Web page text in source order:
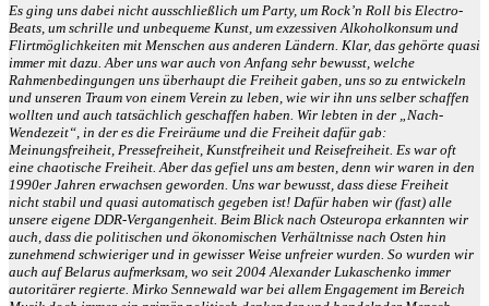
Es ging uns dabei nicht ausschließlich um Party, um Rock’n Roll bis Electro-
Beats, um schrille und unbequeme Kunst, um exzessiven Alkoholkonsum und
Flirtmöglichkeiten mit Menschen aus anderen Ländern. Klar, das gehörte quasi
immer mit dazu. Aber uns war auch von Anfang sehr bewusst, welche
Rahmenbedingungen uns überhaupt die Freiheit gaben, uns so zu entwickeln
und unseren Traum von einem Verein zu leben, wie wir ihn uns selber schaffen
wollten und auch tatsächlich geschaffen haben. Wir lebten in der „Nach-
Wendezeit“, in der es die Freiräume und die Freiheit dafür gab:
Meinungsfreiheit, Pressefreiheit, Kunstfreiheit und Reisefreiheit. Es war oft
eine chaotische Freiheit. Aber das gefiel uns am besten, denn wir waren in den
1990er Jahren erwachsen geworden. Uns war bewusst, dass diese Freiheit
nicht stabil und quasi automatisch gegeben ist! Dafür haben wir (fast) alle
unsere eigene DDR-Vergangenheit. Beim Blick nach Osteuropa erkannten wir
auch, dass die politischen und ökonomischen Verhältnisse nach Osten hin
zunehmend schwieriger und in gewisser Weise unfreier wurden. So wurden wir
auch auf Belarus aufmerksam, wo seit 2004 Alexander Lukaschenko immer
autoritärer regierte. Mirko Sennewald war bei allem Engagement im Bereich